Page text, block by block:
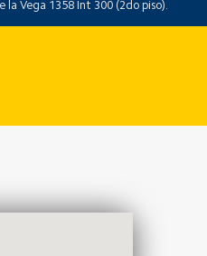
la Vega 1358 Int 300 (2do piso).